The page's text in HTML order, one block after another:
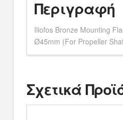
Περιγραφή
Iliofos Bronze Mounting
Ø45mm (For Propeller
Σχετικά